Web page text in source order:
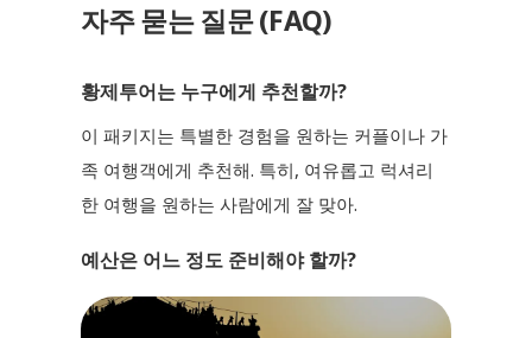
자주 묻는 질문 (FAQ)
황제투어는 누구에게 추천할까?
이 패키지는 특별한 경험을 원하는 커플이나 가
족 여행객에게 추천해. 특히, 여유롭고 럭셔리
한 여행을 원하는 사람에게 잘 맞아.
예산은 어느 정도 준비해야 할까?